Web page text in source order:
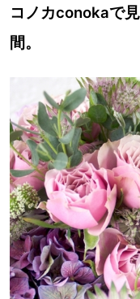
コノカconokaで
間。